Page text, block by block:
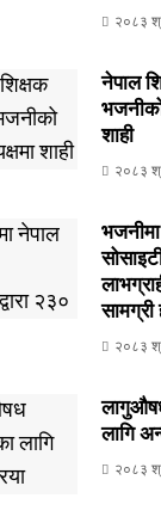
२०८३
नेपाल
शाही
२०८३
२०८३
लागि
२०८३